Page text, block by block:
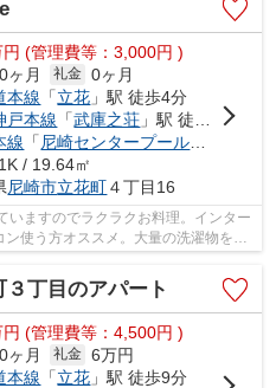
円 (管理費等：3,000円 )
0ヶ月 礼金 0ヶ月
本線 「立花 」駅 徒歩4分
戸本線 「武庫之荘 」駅 徒歩22分
線 「 尼崎センタープール前
/ 19.64㎡
尼崎市立花町４丁目16
いますのでラクラクお料理。インター
使う方オススメ。大量の洗濯物をし
やすいです。...
３丁目のアパート
円 (管理費等：4,500円 )
0ヶ月 礼金 6万円
本線 「立花 」駅 徒歩9分